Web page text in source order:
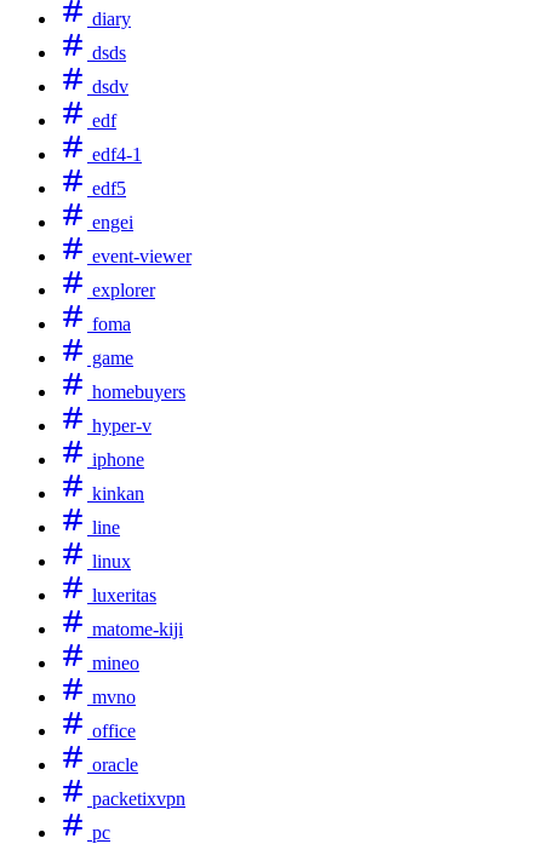
diary
dsds
dsdv
edf
edf4-1
edf5
engei
event-viewer
explorer
foma
game
homebuyers
hyper-v
iphone
kinkan
line
linux
luxeritas
matome-kiji
mineo
mvno
office
oracle
packetixvpn
pc